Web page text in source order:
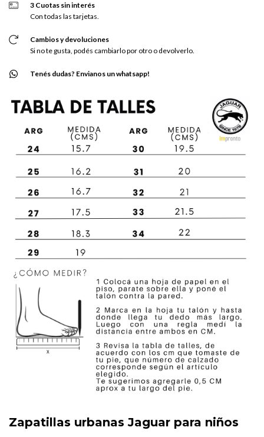
3 Cuotas sin interés
Con todas las tarjetas.
Cambios y devoluciones
Si no te gusta, podés cambiarlo por otro o devolverlo.
Tenés dudas? Envianos un whatsapp!
Zapatillas urbanas Jaguar para niños